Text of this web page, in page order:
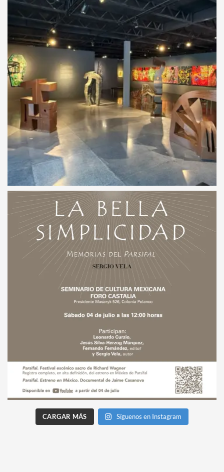
CARGAR MÁS Síguenos en Instagram